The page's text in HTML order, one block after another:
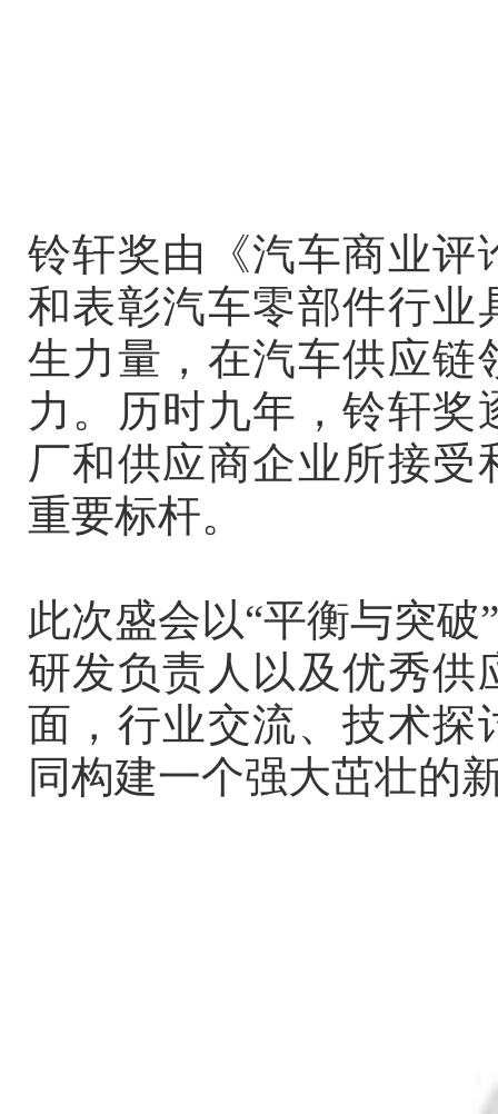
铃轩奖由《汽车商业评
和表彰汽车零部件行业
生力量，在汽车供应链
力。历时九年，铃轩
厂和供应商企业所接
重要标杆。
此次盛会以“平衡与突
研发负责人以及优秀供
面，行业交流、技术探
同构建一个强大茁壮的